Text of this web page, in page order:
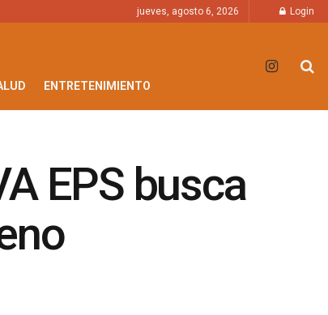
jueves, agosto 6, 2026 Login
ENTRETENIMIENTO
EPS busca